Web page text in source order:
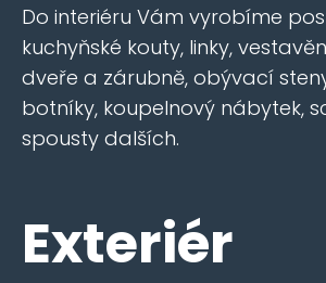
Do interiéru Vám vyrobíme
kuchyňské kouty, linky,
dveře a zárubně, obývací
botníky, koupelnový nábytek,
spousty dalších.
Exteriér